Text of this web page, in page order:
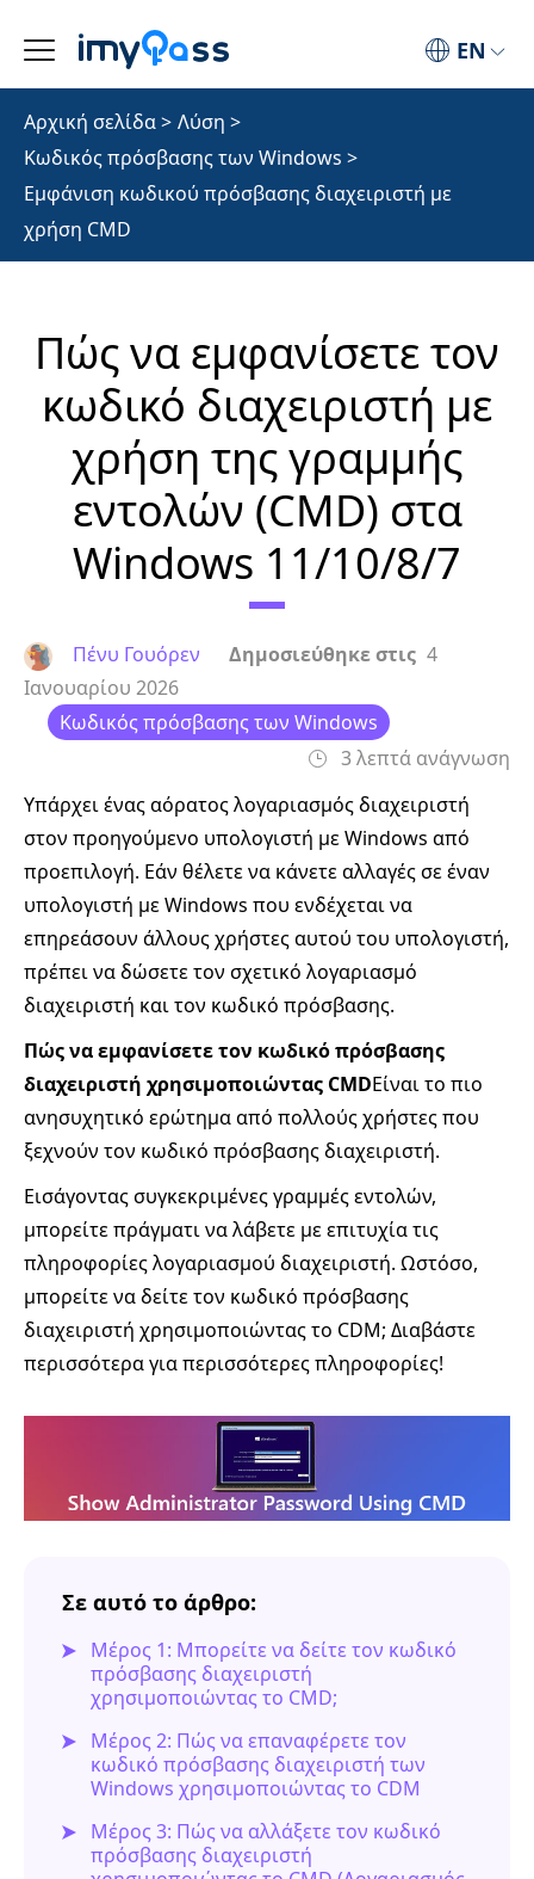
EN
Αρχική σελίδα> Λύση >
Κωδικός πρόσβασης των Windows >
Εμφάνιση κωδικού πρόσβασης διαχειριστή με
χρήση CMD
Πώς να εμφανίσετε τον
κωδικό διαχειριστή με
χρήση της γραμμής
εντολών (CMD) στα
Windows 11/10/8/7
Πένυ Γουόρεν Δημοσιεύθηκε στις 4
Ιανουαρίου 2026
Κωδικός πρόσβασης των Windows
3 λεπτά ανάγνωση
Υπάρχει ένας αόρατος λογαριασμός διαχειριστή
στον προηγούμενο υπολογιστή με Windows από
προεπιλογή. Εάν θέλετε να κάνετε αλλαγές σε έναν
υπολογιστή με Windows που ενδέχεται να
επηρεάσουν άλλους χρήστες αυτού του υπολογιστή,
πρέπει να δώσετε τον σχετικό λογαριασμό
διαχειριστή και τον κωδικό πρόσβασης.
Πώς να εμφανίσετε τον κωδικό πρόσβασης
διαχειριστή χρησιμοποιώντας CMDΕίναι το πιο
ανησυχητικό ερώτημα από πολλούς χρήστες που
ξεχνούν τον κωδικό πρόσβασης διαχειριστή.
Εισάγοντας συγκεκριμένες γραμμές εντολών,
μπορείτε πράγματι να λάβετε με επιτυχία τις
πληροφορίες λογαριασμού διαχειριστή. Ωστόσο,
μπορείτε να δείτε τον κωδικό πρόσβασης
διαχειριστή χρησιμοποιώντας το CDM; Διαβάστε
περισσότερα για περισσότερες πληροφορίες!
Σε αυτό το άρθρο:
Μέρος 1: Μπορείτε να δείτε τον κωδικό
πρόσβασης διαχειριστή
χρησιμοποιώντας το CMD;
Μέρος 2: Πώς να επαναφέρετε τον
κωδικό πρόσβασης διαχειριστή των
Windows χρησιμοποιώντας το CDM
Μέρος 3: Πώς να αλλάξετε τον κωδικό
πρόσβασης διαχειριστή